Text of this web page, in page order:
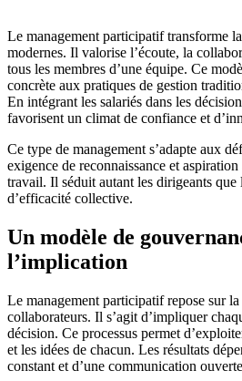
Le management participatif transforme
modernes. Il valorise l’écoute, la
tous les membres d’une équipe. Ce
concrète aux pratiques de gestion
En intégrant les salariés dans les
favorisent un climat de confiance et
Ce type de management s’adapte aux
exigence de reconnaissance et
travail. Il séduit autant les dirigeants que
d’efficacité collective.
Un modèle de
l’implication
Le management participatif repose sur
collaborateurs. Il s’agit d’impliquer
décision. Ce processus permet
et les idées de chacun. Les résultats
constant et d’une communication